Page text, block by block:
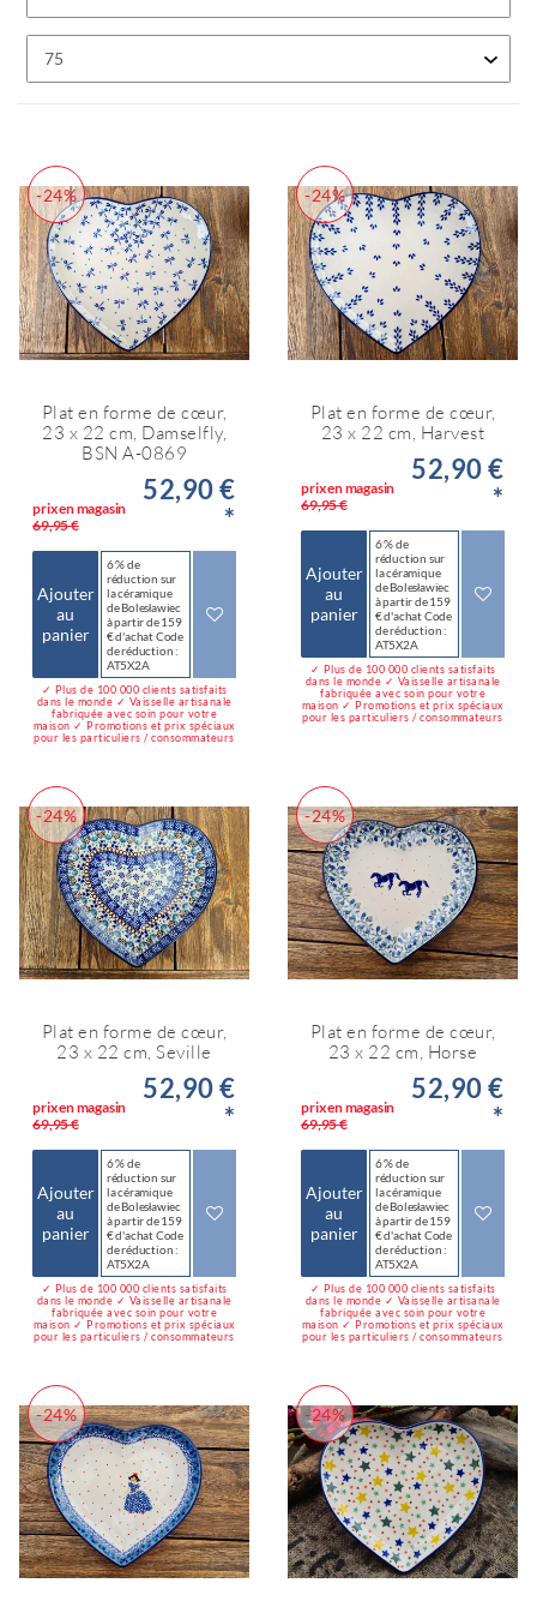
-24%
Plat en forme de cœur,
23 x 22 cm, Damselfly,
BSN A-0869
prix en magasin
69,95 €
52,90 €
*
Ajouter
au
panier
6 % de
réduction sur
la céramique
de Bolesławiec
à partir de 159
€ d'achat Code
de réduction :
AT5X2A
✓ Plus de 100 000 clients satisfaits
dans le monde ✓ Vaisselle artisanale
fabriquée avec soin pour votre
maison ✓ Promotions et prix spéciaux
pour les particuliers / consommateurs
-24%
Plat en forme de cœur,
23 x 22 cm, Harvest
prix en magasin
69,95 €
52,90 €
*
Ajouter
au
panier
6 % de
réduction sur
la céramique
de Bolesławiec
à partir de 159
€ d'achat Code
de réduction :
AT5X2A
✓ Plus de 100 000 clients satisfaits
dans le monde ✓ Vaisselle artisanale
fabriquée avec soin pour votre
maison ✓ Promotions et prix spéciaux
pour les particuliers / consommateurs
-24%
Plat en forme de cœur,
23 x 22 cm, Seville
prix en magasin
69,95 €
52,90 €
*
Ajouter
au
panier
6 % de
réduction sur
la céramique
de Bolesławiec
à partir de 159
€ d'achat Code
de réduction :
AT5X2A
✓ Plus de 100 000 clients satisfaits
dans le monde ✓ Vaisselle artisanale
fabriquée avec soin pour votre
maison ✓ Promotions et prix spéciaux
pour les particuliers / consommateurs
-24%
Plat en forme de cœur,
23 x 22 cm, Horse
prix en magasin
69,95 €
52,90 €
*
Ajouter
au
panier
6 % de
réduction sur
la céramique
de Bolesławiec
à partir de 159
€ d'achat Code
de réduction :
AT5X2A
✓ Plus de 100 000 clients satisfaits
dans le monde ✓ Vaisselle artisanale
fabriquée avec soin pour votre
maison ✓ Promotions et prix spéciaux
pour les particuliers / consommateurs
-24% -24%